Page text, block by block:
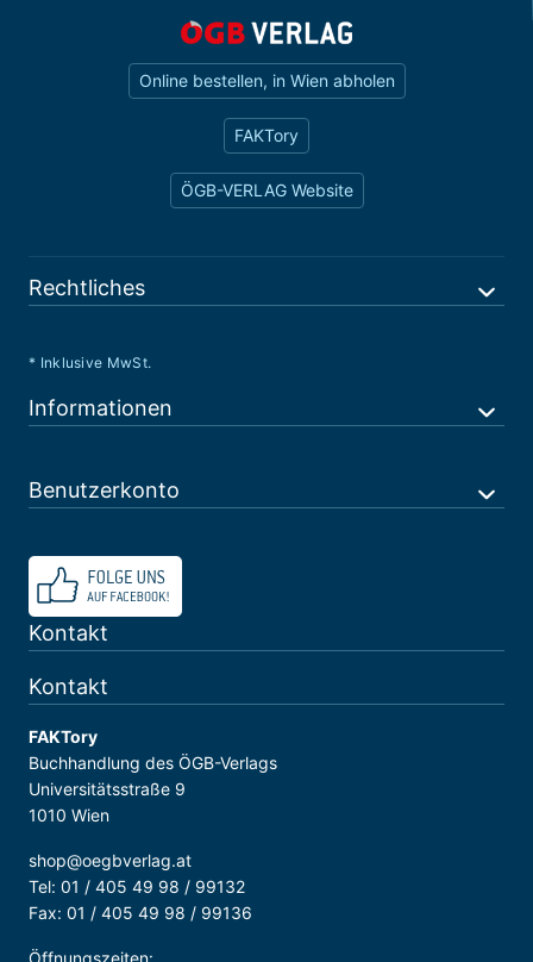
Online bestellen, in Wien abholen
FAKTory
ÖGB-VERLAG Website
Rechtliches
* Inklusive MwSt.
Informationen
Benutzerkonto
Kontakt
Kontakt
FAKTory
Buchhandlung des ÖGB-Verlags
Universitätsstraße 9
1010 Wien
shop@oegbverlag.at
Tel: 01 / 405 49 98 / 99132
Fax: 01 / 405 49 98 / 99136
Öffnungszeiten: